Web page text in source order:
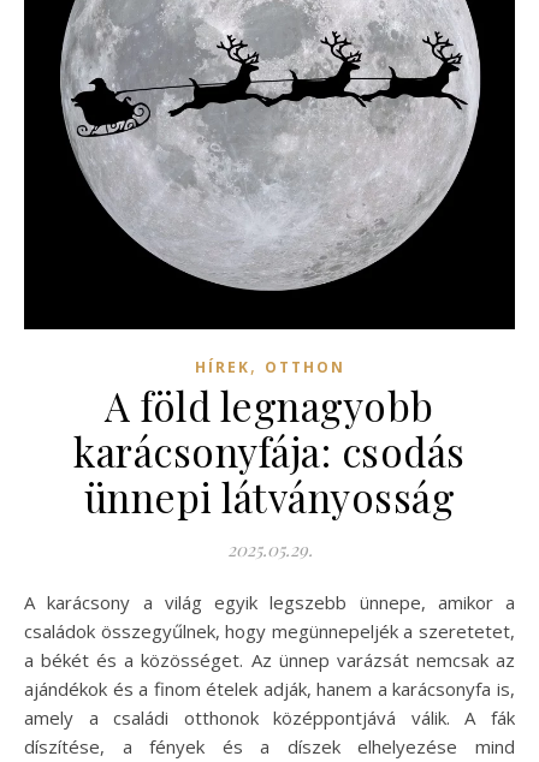
HÍREK, OTTHON
A föld legnagyobb
karácsonyfája: csodás
ünnepi látványosság
2025.05.29.
A karácsony a világ egyik legszebb ünnepe, amikor a
családok összegyűlnek, hogy megünnepeljék a szeretetet,
a békét és a közösséget. Az ünnep varázsát nemcsak az
ajándékok és a finom ételek adják, hanem a karácsonyfa is,
amely a családi otthonok középpontjává válik. A fák
díszítése, a fények és a díszek elhelyezése mind